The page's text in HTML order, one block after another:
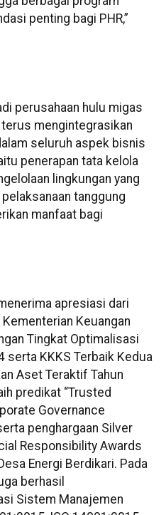
penting bagi PHR,”
perusahaan hulu migas
terus mengintegrasikan
seluruh aspek bisnis
penerapan tata kelola
lingkungan yang
tanggung
manfaat bagi
apresiasi dari
Keuangan
Tingkat Optimalisasi
serta KKKS Terbaik Kedua
Aset Teraktif Tahun
predikat “Trusted
Governance
penghargaan Silver
Responsibility Awards
Energi Berdikari. Pada
berhasil
Sistem Manajemen